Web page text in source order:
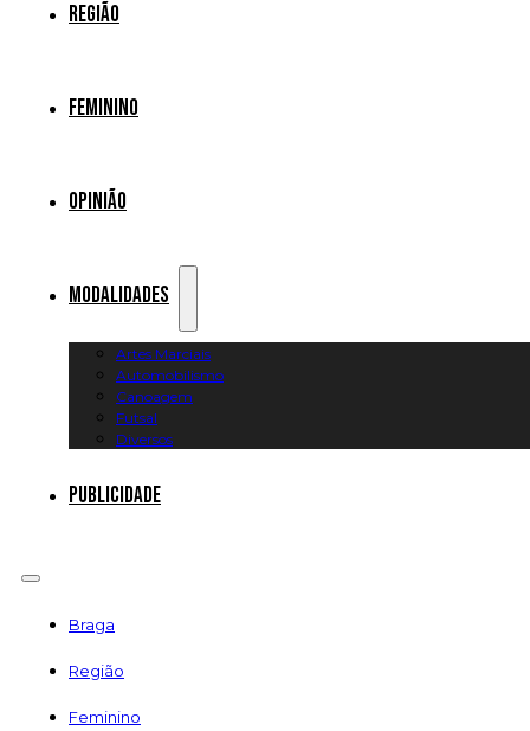
Região
Feminino
Opinião
Modalidades
Artes Marciais
Automobilismo
Canoagem
Futsal
Diversos
Publicidade
Braga
Região
Feminino